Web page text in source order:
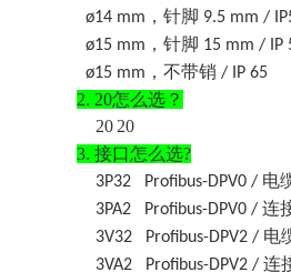
ø14 mm ，针脚 9.5 mm /
ø15 mm ，针脚 15 mm / IP
ø15 mm ，不带销 / IP 65
2. 20怎么选？
20 20
3. 接口怎么选?
3P32 Profibus-DPV0 / 电
3PA2 Profibus-DPV0 / 连
3V32 Profibus-DPV2 / 电
3VA2 Profibus-DPV2 / 连